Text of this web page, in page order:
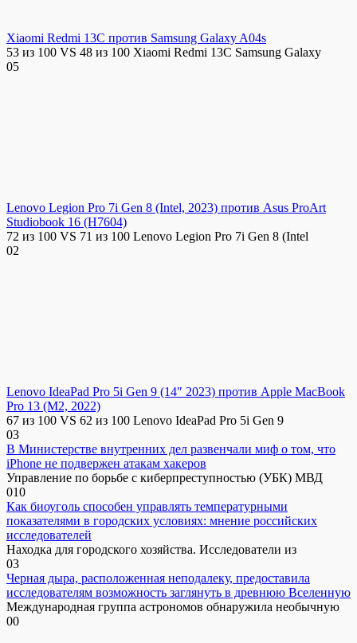
Xiaomi Redmi 13C против Samsung Galaxy A04s
53 из 100 VS 48 из 100 Xiaomi Redmi 13C Samsung Galaxy
05
Lenovo Legion Pro 7i Gen 8 (Intel, 2023) против Asus ProArt
Studiobook 16 (H7604)
72 из 100 VS 71 из 100 Lenovo Legion Pro 7i Gen 8 (Intel
02
Lenovo IdeaPad Pro 5i Gen 9 (14″ 2023) против Apple MacBook
Pro 13 (M2, 2022)
67 из 100 VS 62 из 100 Lenovo IdeaPad Pro 5i Gen 9
03
В Министерстве внутренних дел развенчали миф о том, что
iPhone не подвержен атакам хакеров
Управление по борьбе с киберпреступностью (УБК) МВД
010
Как биоуголь способен управлять температурными
показателями в городских условиях: мнение российских
исследователей
Находка для городского хозяйства. Исследователи из
03
Черная дыра, расположенная неподалеку, предоставила
исследователям возможность заглянуть в древнюю Вселенную
Международная группа астрономов обнаружила необычную
00